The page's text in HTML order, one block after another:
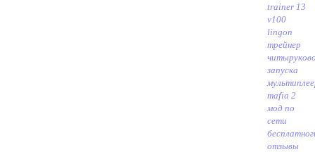
trainer 13
v100
lingon
трейнер
читы
запуска
mafia 2
мод по
сети
бесплатно
отзывы